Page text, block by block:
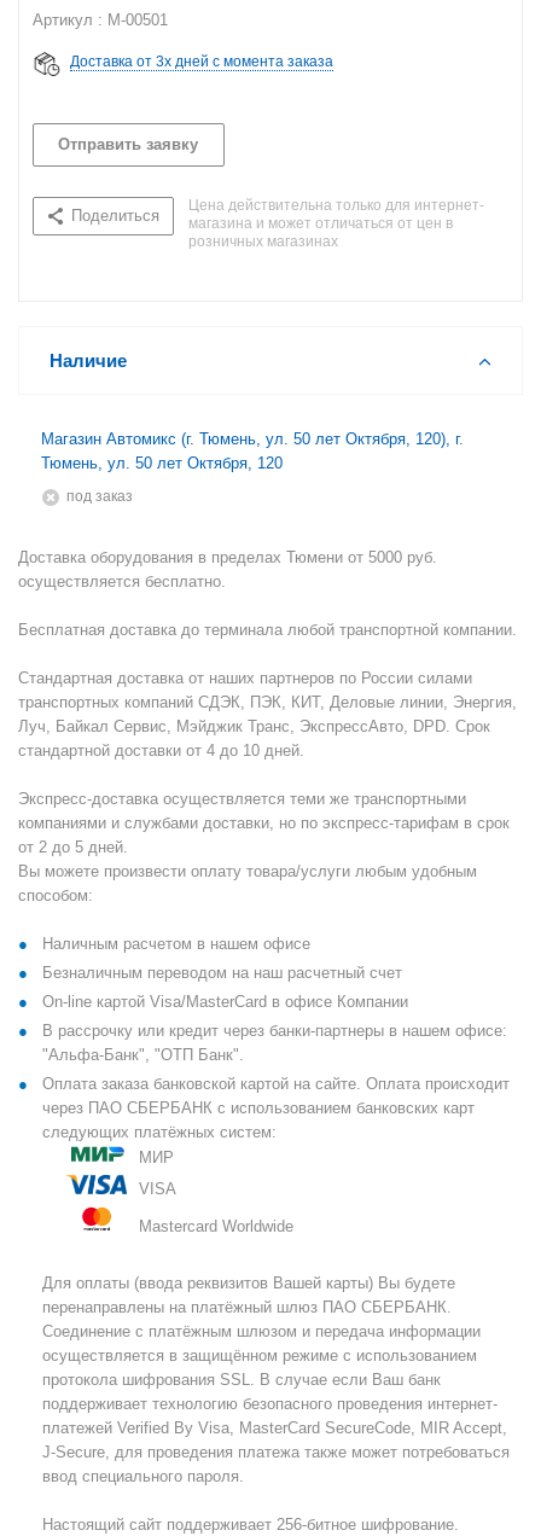
Артикул : M-00501
Доставка от 3х дней с момента заказа
Отправить заявку
Поделиться
Цена действительна только для интернет-
магазина и может отличаться от цен в
розничных магазинах
Наличие
Магазин Автомикс (г. Тюмень, ул. 50 лет Октября, 120), г.
Тюмень, ул. 50 лет Октября, 120
Под заказ
Доставка оборудования в пределах Тюмени от 5000 руб.
осуществляется бесплатно.
Бесплатная доставка до терминала любой транспортной компании.
Стандартная доставка от наших партнеров по России силами
транспортных компаний СДЭК, ПЭК, КИТ, Деловые линии, Энергия,
Луч, Байкал Сервис, Мэйджик Транс, ЭкспрессАвто, DPD. Срок
стандартной доставки от 4 до 10 дней.
Экспресс-доставка осуществляется теми же транспортными
компаниями и службами доставки, но по экспресс-тарифам в срок
от 2 до 5 дней.
Вы можете произвести оплату товара/услуги любым удобным
способом:
Наличным расчетом в нашем офисе
Безналичным переводом на наш расчетный счет
On-line картой Visa/MasterCard в офисе Компании
В рассрочку или кредит через банки-партнеры в нашем офисе:
"Альфа-Банк", "ОТП Банк".
Оплата заказа банковской картой на сайте. Оплата происходит
через ПАО СБЕРБАНК с использованием банковских карт
следующих платёжных систем:
МИР
VISA
Mastercard Worldwide
Для оплаты (ввода реквизитов Вашей карты) Вы будете
перенаправлены на платёжный шлюз ПАО СБЕРБАНК.
Соединение с платёжным шлюзом и передача информации
осуществляется в защищённом режиме с использованием
протокола шифрования SSL. В случае если Ваш банк
поддерживает технологию безопасного проведения интернет-
платежей Verified By Visa, MasterCard SecureCode, MIR Accept,
J-Secure, для проведения платежа также может потребоваться
ввод специального пароля.
Настоящий сайт поддерживает 256-битное шифрование.